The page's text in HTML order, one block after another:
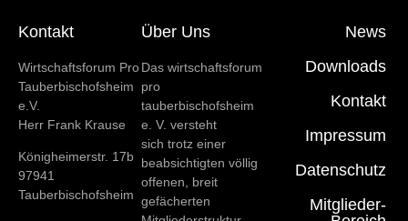
Kontakt
Wirtschaftsforum Pro
Tauberbischofsheim
e.V.
Herr Frank Krause
Königheimerstr. 17b
97941
Tauberbischofsheim
Über Uns
Das wirtschaftsforum
pro
tauberbischofsheim
e. V. versteht
sich trotz einer
beabsichtigten völlig
offenen, breit
gefächerten
News
Downloads
Kontakt
Impressum
Datenschutz
Mitglieder-